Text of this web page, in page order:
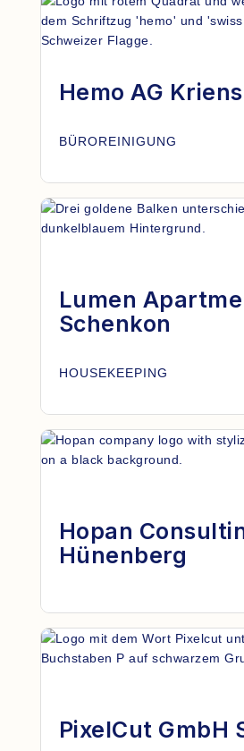
Hemo AG Kriens
BÜROREINIGUNG
Lumen
Schenkon
HOUSEKEEPING
Hopan
Hünenberg
PixelCut GmbH